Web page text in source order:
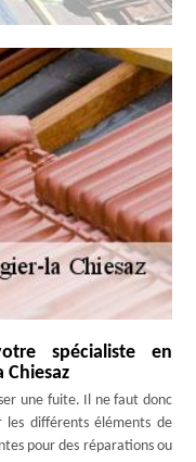
spécialiste en
une fuite. Il ne faut donc
les différents éléments de
pour des réparations ou